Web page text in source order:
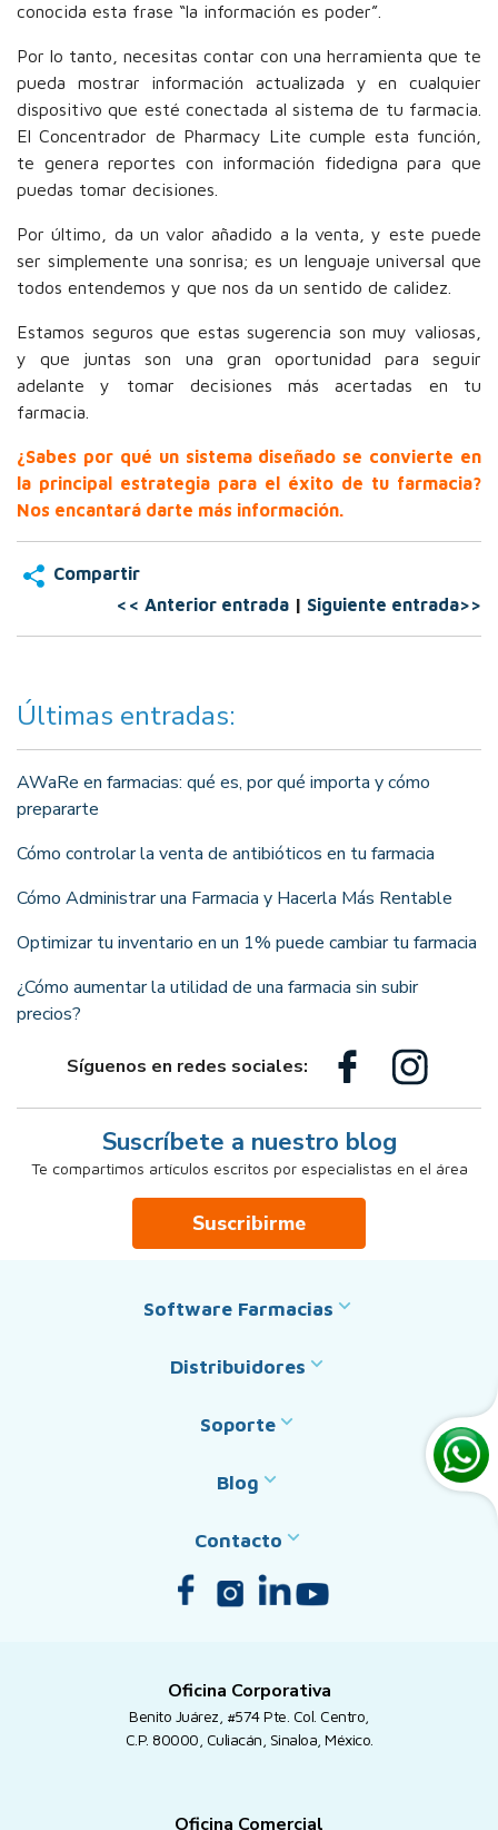
conocida esta frase “la información es poder”.
Por lo tanto, necesitas contar con una herramienta que te
pueda mostrar información actualizada y en cualquier
dispositivo que esté conectada al sistema de tu farmacia.
El Concentrador de Pharmacy Lite cumple esta función,
te genera reportes con información fidedigna para que
puedas tomar decisiones.
Por último, da un valor añadido a la venta, y este puede
ser simplemente una sonrisa; es un lenguaje universal que
todos entendemos y que nos da un sentido de calidez.
Estamos seguros que estas sugerencia son muy valiosas,
y que juntas son una gran oportunidad para seguir
adelante y tomar decisiones más acertadas en tu
farmacia.
¿Sabes por qué un sistema diseñado se convierte en
la principal estrategia para el éxito de tu farmacia?
Nos encantará darte más información.
Compartir
<< Anterior entrada | Siguiente entrada>>
Últimas entradas:
AWaRe en farmacias: qué es, por qué importa y cómo
prepararte
Cómo controlar la venta de antibióticos en tu farmacia
Cómo Administrar una Farmacia y Hacerla Más Rentable
Optimizar tu inventario en un 1% puede cambiar tu farmacia
¿Cómo aumentar la utilidad de una farmacia sin subir
precios?
Síguenos en redes sociales:
Suscríbete a nuestro blog
Te compartimos artículos escritos por especialistas en el área
Suscribirme
Software Farmacias
Distribuidores
Soporte
Blog
Contacto
Oficina Corporativa
Benito Juárez, #574 Pte. Col. Centro,
C.P. 80000, Culiacán, Sinaloa, México.
Oficina Comercial